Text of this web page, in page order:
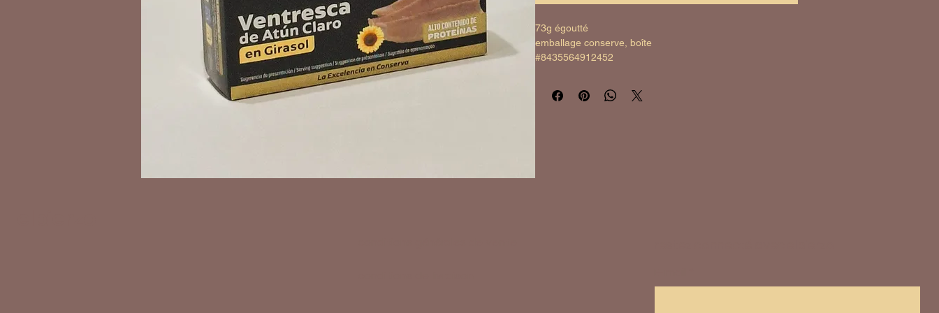
73g égoutté
emballage conserve, boîte
#8435564912452